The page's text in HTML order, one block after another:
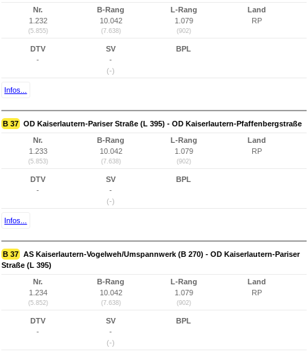
Nr.
1.232
(5.855)
B-Rang
10.042
(7.638)
L-Rang
1.079
(902)
Land
RP
DTV
-
SV
-
(-)
BPL
Infos...
B 37 OD Kaiserlautern-Pariser Straße (L 395) - OD Kaiserlautern-Pfaffenbergstraße
Nr.
1.233
(5.853)
B-Rang
10.042
(7.638)
L-Rang
1.079
(902)
Land
RP
DTV
-
SV
-
(-)
BPL
Infos...
B 37 AS Kaiserlautern-Vogelweh/Umspannwerk (B 270) - OD Kaiserlautern-Pariser
Straße (L 395)
Nr.
1.234
(5.852)
B-Rang
10.042
(7.638)
L-Rang
1.079
(902)
Land
RP
DTV
-
SV
-
(-)
BPL